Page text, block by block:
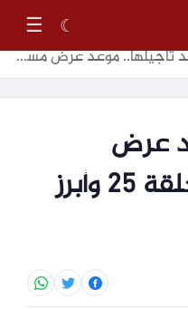
☾
☰
موعد عرض مسلسل أورهان الحلقة 25 وأبرز الأحداث المنتظرة
عرض
مسلسل أورهان الحلقة 25 وأبرز